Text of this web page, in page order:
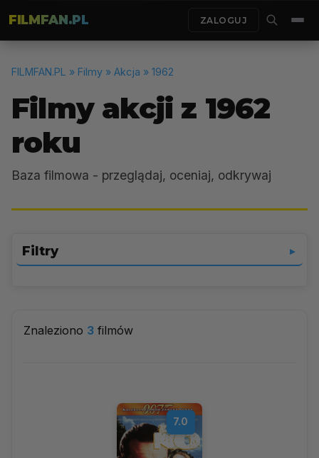
FILMFAN.PL ZALOGUJ
FILMFAN.PL » Filmy » Akcja » 1962
Filmy akcji z 1962
roku
Baza filmowa - przeglądaj, oceniaj, odkrywaj
Filtry ▼
Znaleziono 3 filmów
7.0